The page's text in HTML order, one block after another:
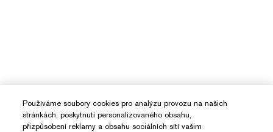
Používáme soubory cookies pro analýzu provozu na našich
stránkách, poskytnutí personalizovaného obsahu,
přizpůsobení reklamy a obsahu sociálních sítí vašim